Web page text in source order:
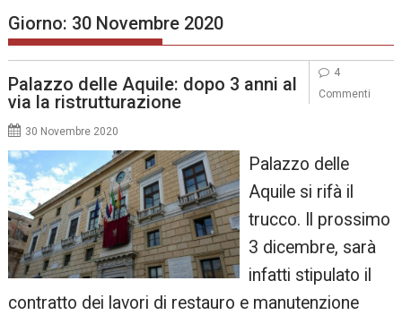
Giorno: 30 Novembre 2020
Palazzo delle Aquile: dopo 3 anni al
via la ristrutturazione
30 Novembre 2020
Palazzo delle
Aquile si rifà il
trucco. Il prossimo
3 dicembre, sarà
infatti stipulato il
contratto dei lavori di restauro e manutenzione
4
Commenti